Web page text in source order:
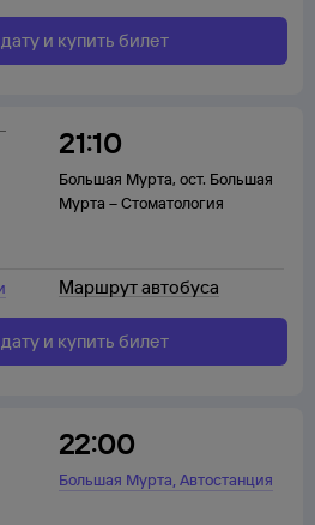
и купить билет
21:10
Большая Мурта, ост. Большая
Мурта – Стоматология
Маршрут автобуса
и купить билет
22:00
Большая Мурта,Автостанция